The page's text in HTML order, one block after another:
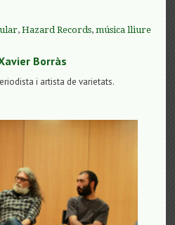
,Hazard Records,música lliure
Borràs
i artista de varietats.